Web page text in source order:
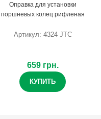
Оправка для установки
поршневых колец рифленая
Артикул: 4324 JTC
659 грн.
КУПИТЬ